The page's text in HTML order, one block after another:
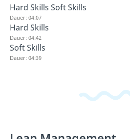
Hard Skills Soft Skills
Dauer: 04:07
Hard Skills
Dauer: 04:42
Soft Skills
Dauer: 04:39